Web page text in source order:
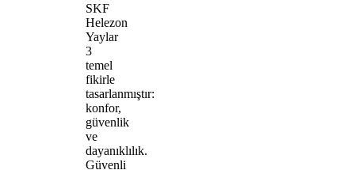
SKF
Helezon
Yaylar
3
temel
fikirle
tasarlanmıştır:
konfor,
güvenlik
ve
dayanıklılık.
Güvenli